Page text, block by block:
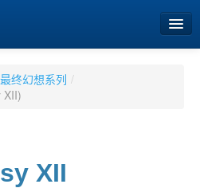
最终幻想系列 /
XII)
XII